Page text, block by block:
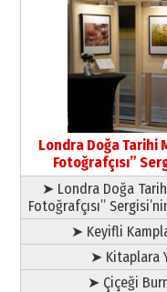
Yıldırım
09 Temmuz
Yusuf
yazar
11 Mayıs
Londra Doğa Tarihi
Fotoğrafçısı”
➤ Londra Doğa Tarihi
Fotoğrafçısı”
➤ Keyifli
➤ Kitaplara
➤ Çiçeği